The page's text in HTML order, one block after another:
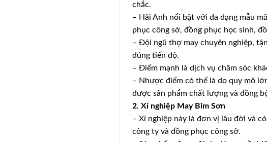
chắc.
– Hải Anh nổi bật với đa dạng mẫu
phục công sở, đồng phục học sinh,
– Đội ngũ thợ may chuyên nghiệp,
đúng tiến độ.
– Điểm mạnh là dịch vụ chăm sóc
– Nhược điểm có thể là do quy mô
được sản phẩm chất lượng và đồng
2. Xí nghiệp May Bỉm Sơn
– Xí nghiệp này là đơn vị lâu đời và
công ty và đồng phục công sở.